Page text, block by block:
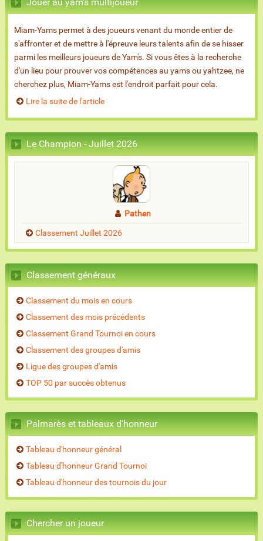
Miam-Yams permet à des joueurs venant du monde entier de
s'affronter et de mettre à l'épreuve leurs talents afin de se hisser
parmi les meilleurs joueurs de Yam's. Si vous êtes à la recherche
d'un lieu pour prouver vos compétences au yams ou yahtzee, ne
cherchez plus, Miam-Yams est l'endroit parfait pour cela.
Lire la suite de l'article
Le Champion - Juillet 2026
Pathen
Classement Juillet 2026
Classement généraux
Classement du mois en cours
Classement des mois précédents
Classement Grand Tournoi en cours
Classement des groupes d'amis
Ligue des groupes d'amis
TOP 50 par succès obtenus
Palmarès et tableaux d'honneur
Tableau d'honneur général
Tableau d'honneur Grand Tournoi
Tableau d'honneur des tournois du jour
Chercher un joueur